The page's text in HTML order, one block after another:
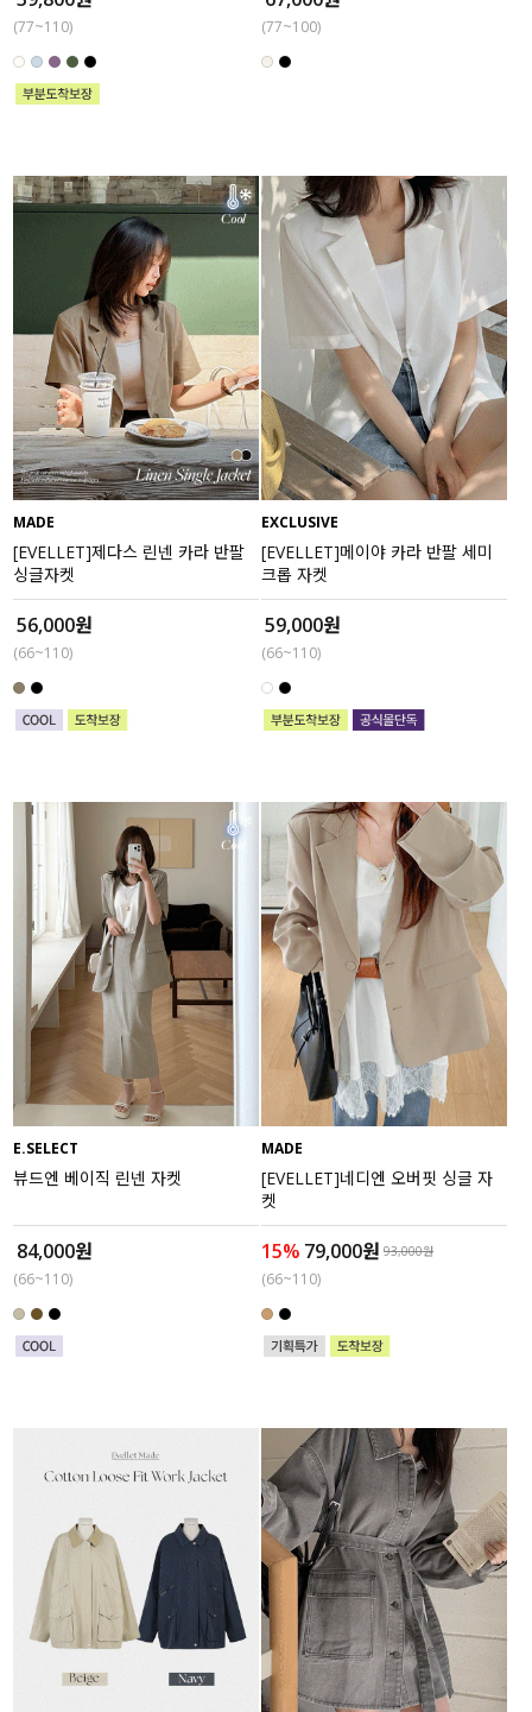
(77~110) (77~100)
MADE
[EVELLET]제다스 린넨 카라 반팔
싱글자켓
56,000원
(66~110)
EXCLUSIVE
[EVELLET]메이야 카라 반팔 세미
크롭 자켓
59,000원
(66~110)
E.SELECT
뷰드엔 베이직 린넨 자켓
84,000원
(66~110)
MADE
[EVELLET]네디엔 오버핏 싱글 자
켓
15% 79,000원 93,000원
(66~110)